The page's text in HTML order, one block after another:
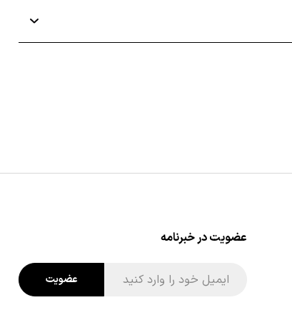
این پن‌ها معمولاً حاوی ترکیباتی مانند اسید
عضویت در خبرنامه
عضویت